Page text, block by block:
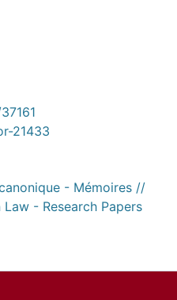
21433
- Mémoires //
- Research Papers